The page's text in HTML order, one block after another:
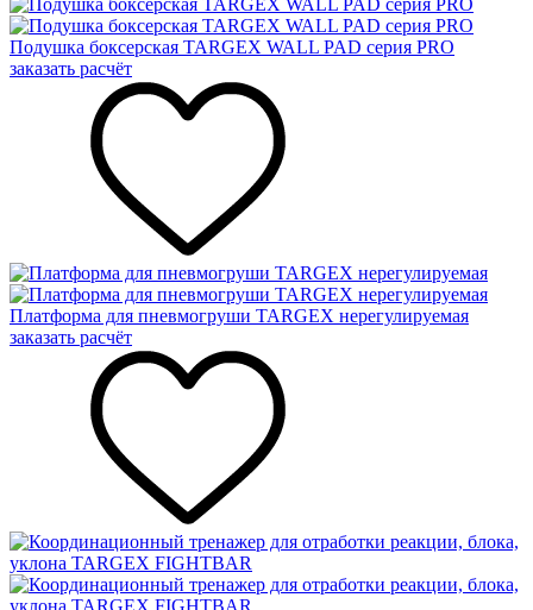
Подушка боксерская TARGEX WALL PAD серия PRO
заказать расчёт
Платформа для пневмогруши TARGEX нерегулируемая
заказать расчёт